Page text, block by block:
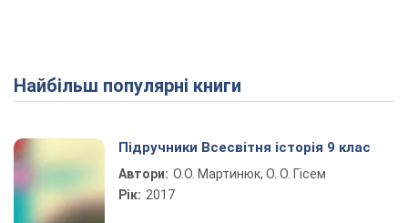
Найбільш популярні книги
Підручники Всесвітня історія 9 клас
Автори: О.О. Мартинюк, О. О. Гісем
Рік: 2017